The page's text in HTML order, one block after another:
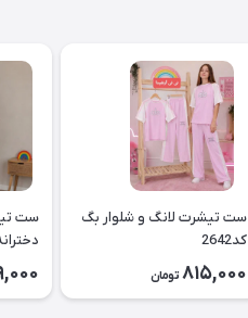
ست تیشرت لانگ و شلوار بگ
کد2642
815,000 تومان
ست